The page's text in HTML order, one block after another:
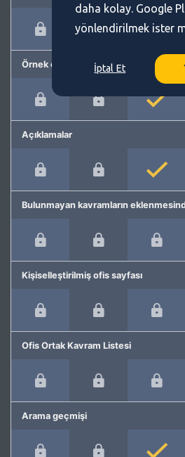
Örnek cümleler
Açıklamalar
Bulunmayan kavramların
Kişiselleştirilmiş ofis sayfası
Ofis Ortak Kavram Listesi
Arama geçmişi
daha kolay. Google
yönlendirilmek ister
İptal Et